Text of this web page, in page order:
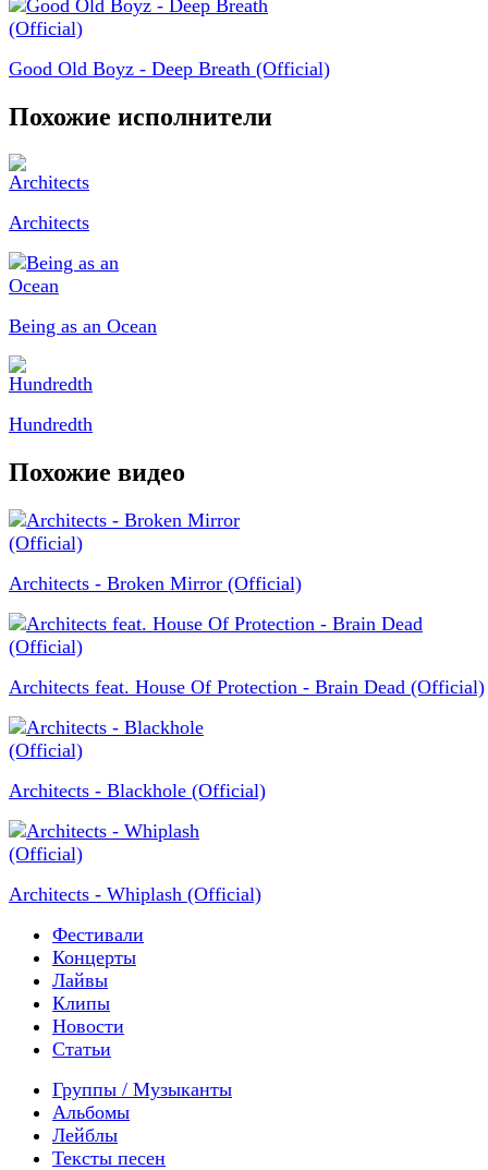
Good Old Boyz - Deep Breath (Official)
Похожие исполнители
Architects
Being as an Ocean
Hundredth
Похожие видео
Architects - Broken Mirror (Official)
Architects feat. House Of Protection - Brain Dead (Official)
Architects - Blackhole (Official)
Architects - Whiplash (Official)
Фестивали
Концерты
Лайвы
Клипы
Новости
Статьи
Группы / Музыканты
Альбомы
Лейблы
Тексты песен